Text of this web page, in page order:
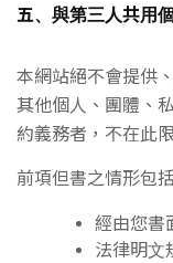
五、與第三人共用
本網站絕不會提供
其他個人、團體、
約義務者，不在此
前項但書之情形包
經由您書
法律明文